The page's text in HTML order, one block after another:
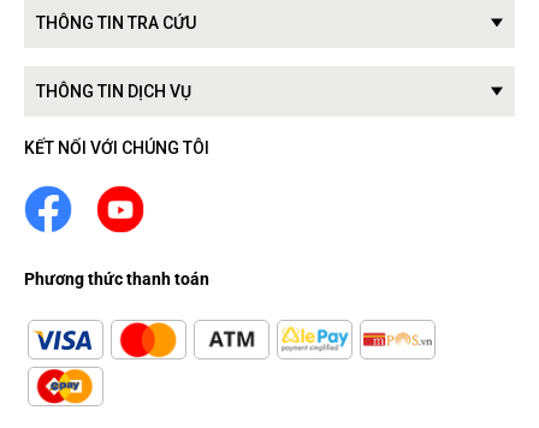
THÔNG TIN TRA CỨU
THÔNG TIN DỊCH VỤ
KẾT NỐI VỚI CHÚNG TÔI
Phương thức thanh toán